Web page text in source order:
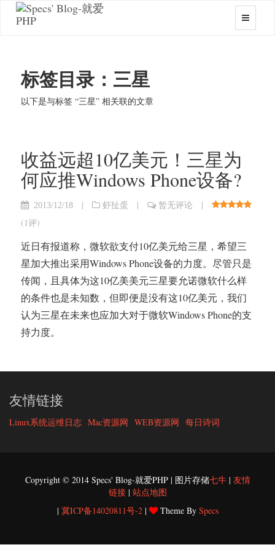
标签目录：三星
以下是与标签 “三星” 相关联的文章
收益远超10亿美元！三星为
何应推Windows Phone设备?
2013/12/18 | 虾扯蛋 | 暂无评论
|
(1评)
近日有报道称，微软欲支付10亿美元给三星，希望三
星加大推出采用Windows Phone设备的力度。尽管只是
传闻，且具体为这10亿美美元三星要允诺微软什么样
的条件也是未知数，但即便是没有这10亿美元，我们
认为三星在未来也应加大对于微软Windows Phone的支
持力度。
友情链接
Linux系统运维日志 Mac资源网 WEB资源网 每日诗词
Copyright © 2014 Specs' Blog-就爱PHP | 图片存储七牛| 友情
链接| 站点地图
| 冀ICP备14020811号-2| Theme By Specs